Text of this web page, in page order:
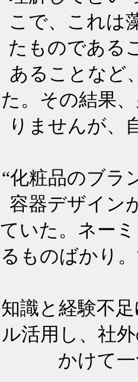
こで、これは
たものである
あることなど
た。その結果
りませんが、
“化粧品のブラ
容器デザイン
ていた。ネー
るものばかり
知識と経験不
ル活用し、社
かけて